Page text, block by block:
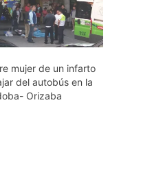
mujer de un infarto
del autobús en la
Orizaba